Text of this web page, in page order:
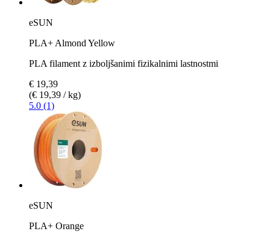
eSUN
PLA+ Almond Yellow
PLA filament z izboljšanimi fizikalnimi lastnostmi
€ 19,39
(€ 19,39 / kg)
5.0 (1)
eSUN
PLA+ Orange